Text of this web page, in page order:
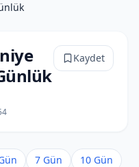
Kaydet
7 Gün
10 Gün